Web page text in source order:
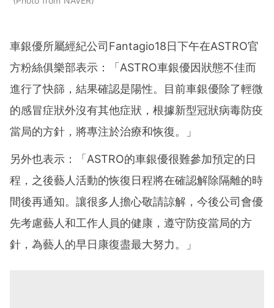
車銀優所屬經紀公司Fantagio18日下午在ASTRO官
方粉絲俱樂部表示：「ASTRO車銀優因狀態不佳而
進行了快篩，結果確認是陽性。目前車銀優除了輕微
的感冒症狀外沒有其他症狀，根據新型冠狀病毒防疫
當局的方針，將專注於治療和恢復。」
另外也表示：「ASTRO的車銀優很難參加預定的日
程，之後藝人活動的恢復日程將在確認解除隔離的時
間後再通知。讓很多人擔心敬請諒解，今後公司會優
先考慮藝人和工作人員的健康，遵守防疫當局的方
針，為藝人的早日康復盡最大努力。」